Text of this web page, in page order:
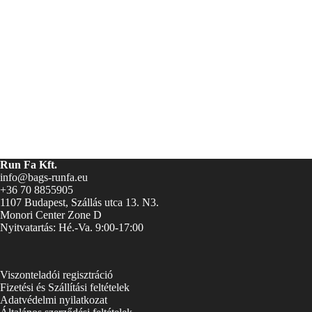
Run Fa Kft.
info@bags-runfa.eu
+36 70 8855905
1107 Budapest, Szállás utca 13. N3.
Monori Center Zone D
Nyitvatartás: Hé.-Va. 9:00-17:00
Viszonteladói regisztráció
Fizetési és Szállítási feltételek
Adatvédelmi nyilatkozat